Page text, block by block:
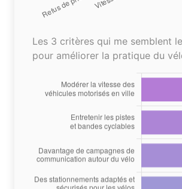
Les 3 critères qui me semblent
pour améliorer la pratique du